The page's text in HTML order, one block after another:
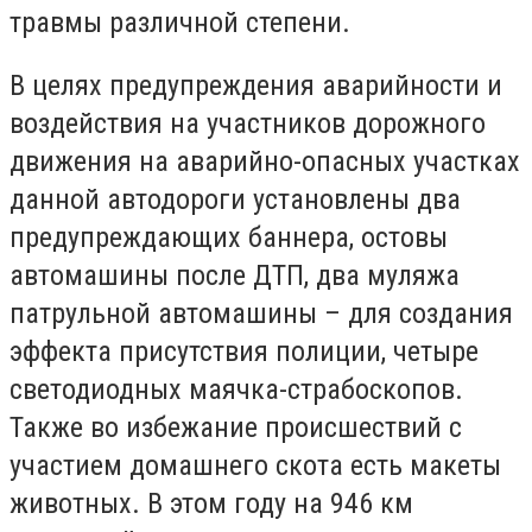
травмы различной степени.
В целях предупреждения аварийности и
воздействия на участников дорожного
движения на аварийно-опасных участках
данной автодороги установлены два
предупреждающих баннера, остовы
автомашины после ДТП, два муляжа
патрульной автомашины – для создания
эффекта присутствия полиции, четыре
светодиодных маячка-страбоскопов.
Также во избежание происшествий с
участием домашнего скота есть макеты
животных. В этом году на 946 км